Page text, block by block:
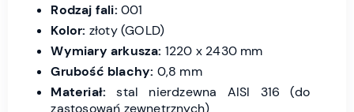
Rodzaj fali: 001
Kolor: złoty (GOLD)
Wymiary arkusza: 1220 x 2430 mm
Grubość blachy: 0,8 mm
Materiał: stal nierdzewna AISI 316 (do
zastosowań zewnętrznych)